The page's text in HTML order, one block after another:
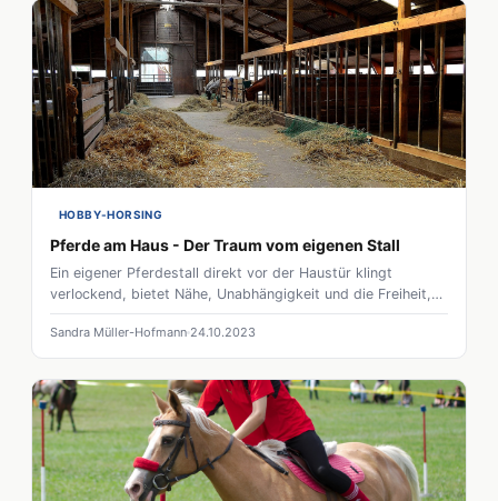
HOBBY-HORSING
Pferde am Haus - Der Traum vom eigenen Stall
Ein eigener Pferdestall direkt vor der Haustür klingt
verlockend, bietet Nähe, Unabhängigkeit und die Freiheit,
alles nach eigenen Wünschen zu gestalten. Dies stärkt die
Bindung zu deinem Pferd und eröffnet viele unvergessliche
Momente. Doch bevor du diesen Traum in die Realität
umsetzt, musst du die finanziellen und zeitlichen
Herausforderungen bedenken.
Sandra Müller-Hofmann 24.10.2023